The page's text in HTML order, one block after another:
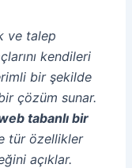
ve talep
kendileri
bir şekilde
çözüm sunar.
tabanlı bir
tür özellikler
açıklar.